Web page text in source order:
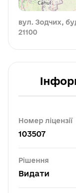
вул. Зодчих,
21100
Номер ліцензії
103507
Рішення
Видати